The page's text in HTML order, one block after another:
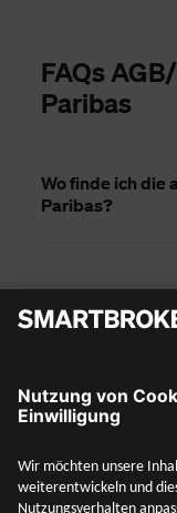
FAQs
Paribas
Wo finde ich die
Paribas?